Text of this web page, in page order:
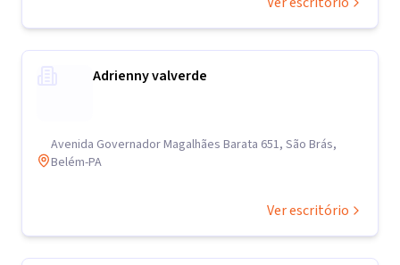
Adrienny valverde
Avenida Governador Magalhães Barata 651, São Brás,
Belém-PA
Ver escritório